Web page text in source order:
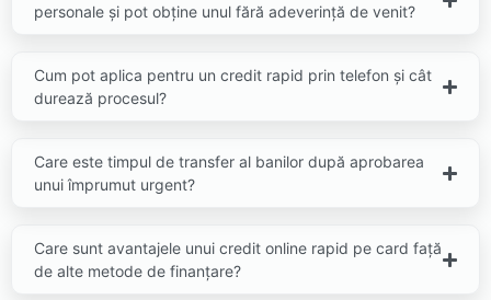
personale și pot obține unul fără adeverință de venit?
Cum pot aplica pentru un credit rapid prin telefon și cât
durează procesul?
Care este timpul de transfer al banilor după aprobarea
unui împrumut urgent?
Care sunt avantajele unui credit online rapid pe card față
de alte metode de finanțare?